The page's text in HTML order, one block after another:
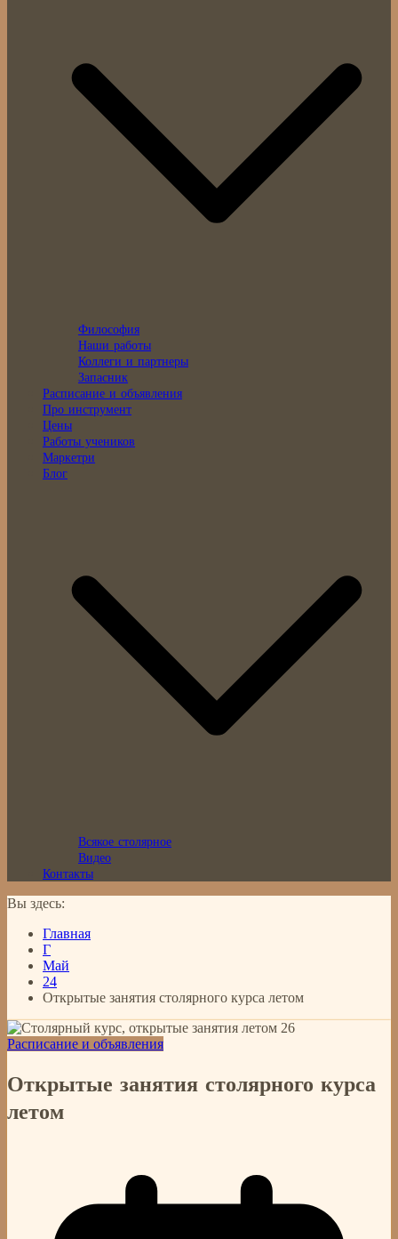
Философия
Наши работы
Коллеги и партнеры
Запасник
Расписание и объявления
Про инструмент
Цены
Работы учеников
Маркетри
Блог
Всякое столярное
Видео
Контакты
Вы здесь:
Главная
Г
Май
24
Открытые занятия столярного курса летом
Расписание и объявления
Открытые занятия столярного курса
летом